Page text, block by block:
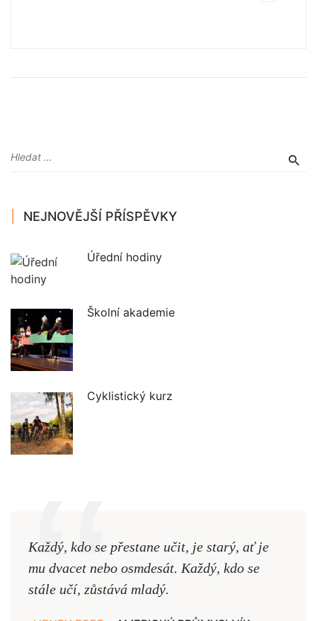
NEJNOVĚJŠÍ PŘÍSPĚVKY
Úřední hodiny
Školní akademie
Cyklistický kurz
Každý, kdo se přestane učit, je starý, ať je
mu dvacet nebo osmdesát. Každý, kdo se
stále učí, zůstává mladý.